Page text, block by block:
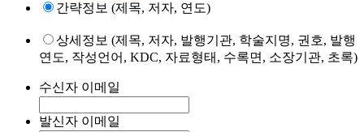
간략정보 (제목, 저자, 연도)
상세정보 (제목, 저자, 발행기관, 학술지명, 권호, 발행
연도, 작성언어, KDC, 자료형태, 수록면, 소장기관, 초록)
수신자 이메일
발신자 이메일